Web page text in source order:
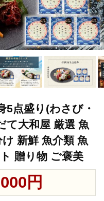
5点盛り(わさび・
て大和屋 厳選 魚
新鮮 魚介類 魚
贈り物 ご褒美
円